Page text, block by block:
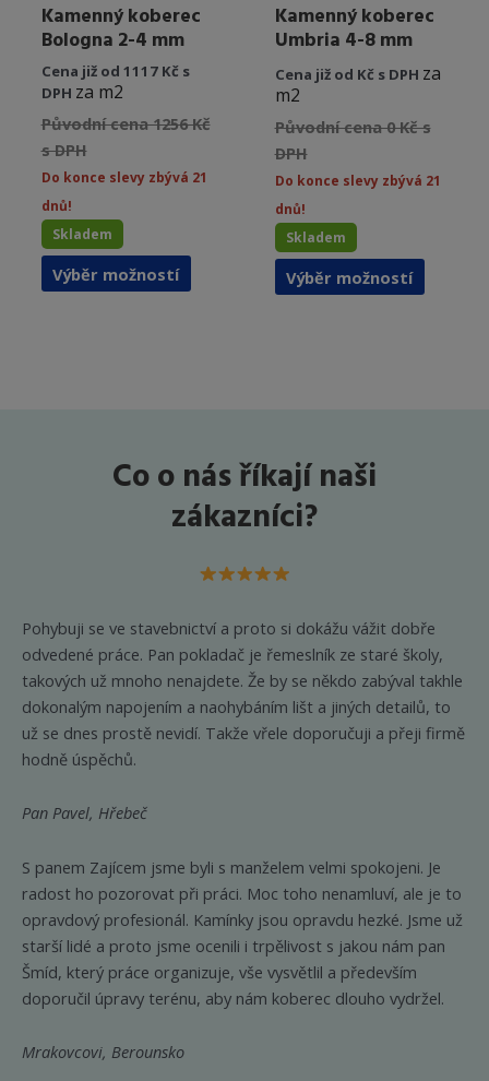
Kamenný koberec
Bologna 2-4 mm
Cena již od 1117 Kč s
DPH za m2
Původní cena 1256 Kč
s DPH
Do konce slevy zbývá 21
dnů!
Skladem
Výběr možností
Tento
produkt
na
produktu
Kamenný koberec
Umbria 4-8 mm
Cena již od Kč s DPH za
m2
Původní cena 0 Kč s
DPH
Do konce slevy zbývá 21
dnů!
Skladem
Výběr možností
Tento
produkt
Co o nás říkají naši
zákazníci?
Pohybuji se ve stavebnictví a proto si dokážu vážit dobře
odvedené práce. Pan pokladač je řemeslník ze staré školy,
takových už mnoho nenajdete. Že by se někdo zabýval takhle
dokonalým napojením a naohybáním lišt a jiných detailů, to
už se dnes prostě nevidí. Takže vřele doporučuji a přeji firmě
hodně úspěchů.
Pan Pavel, Hřebeč
S panem Zajícem jsme byli s manželem velmi spokojeni. Je
radost ho pozorovat při práci. Moc toho nenamluví, ale je to
opravdový profesionál. Kamínky jsou opravdu hezké. Jsme už
starší lidé a proto jsme ocenili i trpělivost s jakou nám pan
Šmíd, který práce organizuje, vše vysvětlil a především
doporučil úpravy terénu, aby nám koberec dlouho vydržel.
Mrakovcovi, Berounsko